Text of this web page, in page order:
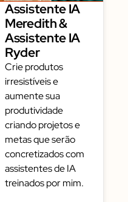
Assistente IA
Meredith &
Assistente IA
Ryder
Crie produtos
irresistíveis e
aumente sua
produtividade
criando projetos e
metas que serão
concretizados com
assistentes de IA
treinados por mim.